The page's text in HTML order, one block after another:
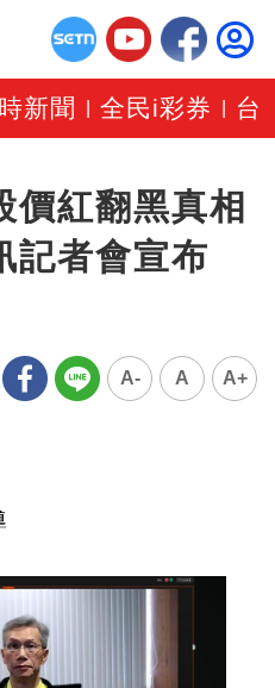
新聞 |全民i彩券 台
價紅翻黑真相
記者會宣布
A- A A+